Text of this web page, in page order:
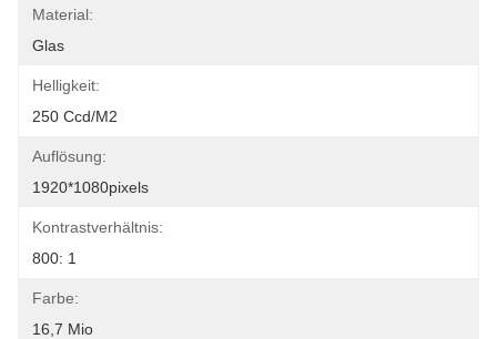
Material:
Glas
Helligkeit:
250 Ccd/m2
Auflösung:
1920*1080pixels
Kontrastverhältnis:
800: 1
Farbe:
16,7 Mio